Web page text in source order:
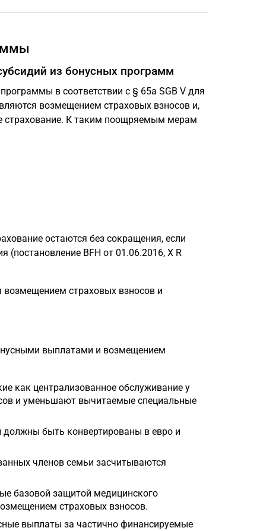
из бонусных программ
в соответствии с § 65a SGB V для
возмещением страховых взносов и,
страхование. К таким поощряемым мерам
остаются без сокращения, если
BFH от 01.06.2016, X R
страховых взносов и
выплатами и возмещением
как централизованное обслуживание у
и уменьшают вычитаемые специальные
должны быть конвертированы в евро и
членов семьи засчитываются
базовой защитой медицинского
страховых взносов.
выплаты за частично финансируемые